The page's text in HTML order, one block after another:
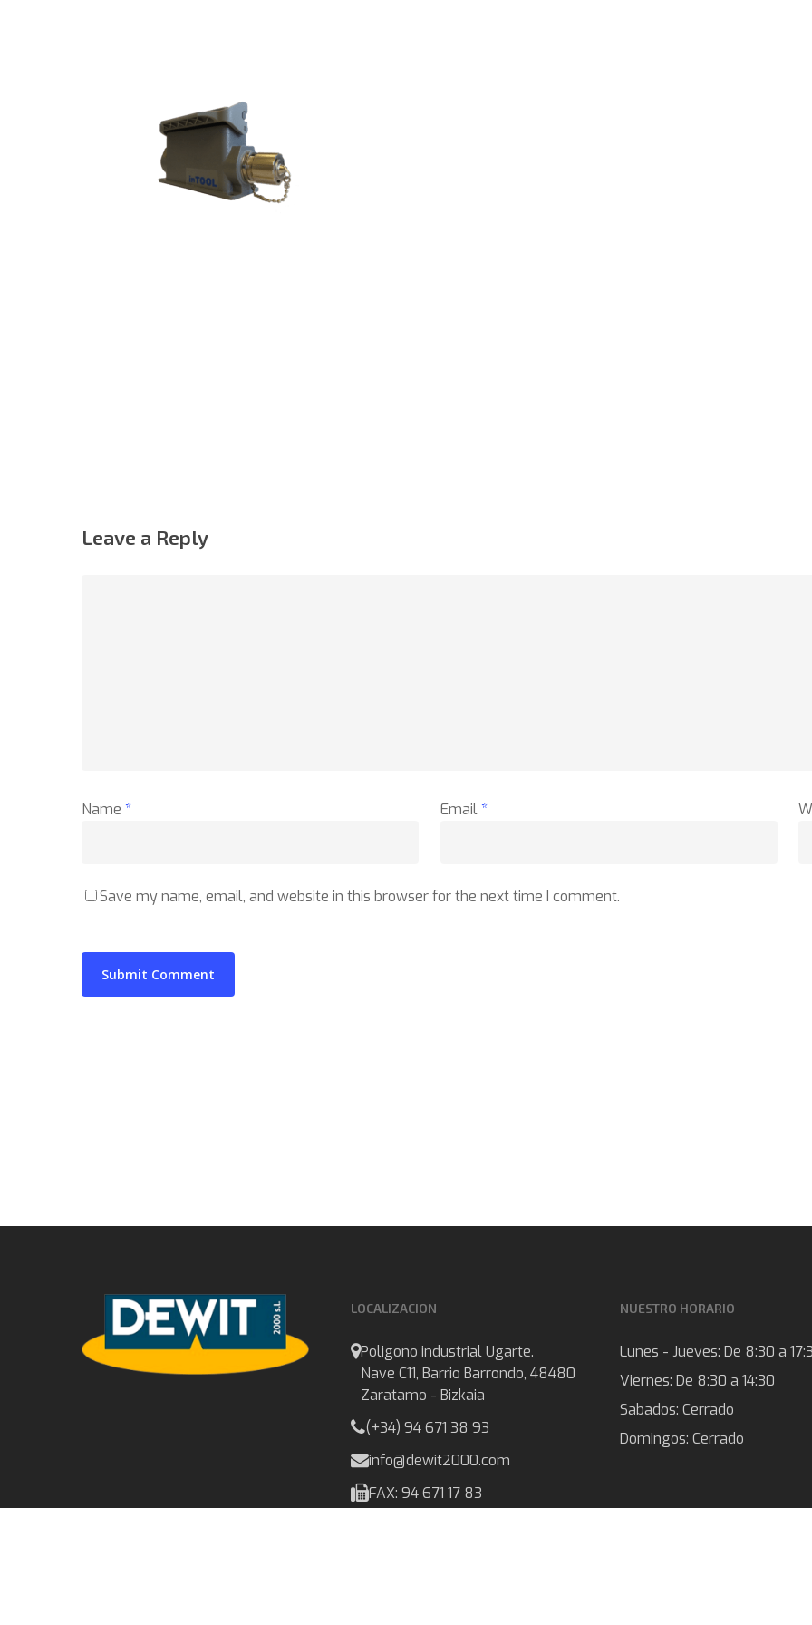
Leave a Reply
Name * Email*
Save my name, email, and website in this browser for the next time I comment.
LOCALIZACION
Poligono industrial Ugarte.
Nave C11, Barrio Barrondo, 48480
Zaratamo - Bizkaia
(+34) 94 671 38 93
info@dewit2000.com
FAX: 94 671 17 83
NUESTRO HORARIO
Lunes - Jueves: De 8:30 a
Viernes: De 8:30 a 14:30
Sabados: Cerrado
Domingos: Cerrado